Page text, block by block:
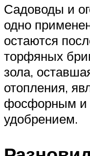
Садоводы и
одно
остаются
торфяных
зола,
отопления,
фосфорным и
удобрением.